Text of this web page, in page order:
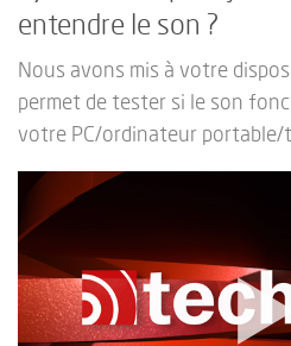
entendre le son ?
Nous avons mis à votre
permet de tester si le son
votre PC/ordinateur